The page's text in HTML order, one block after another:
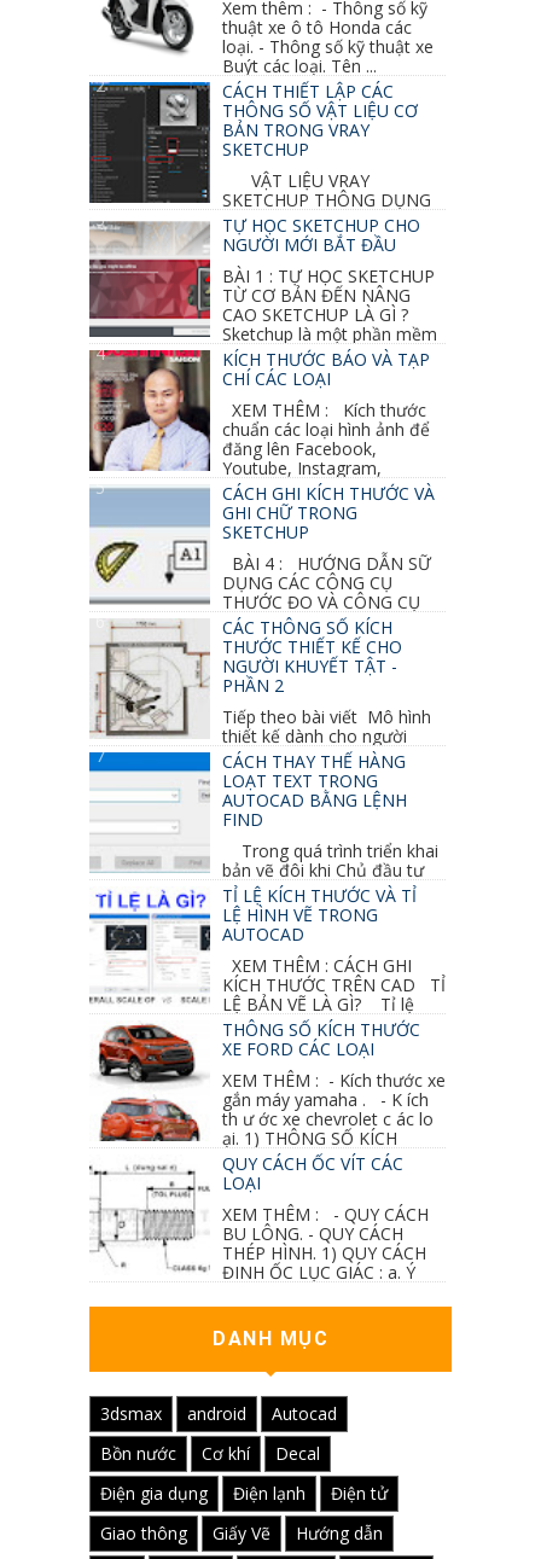
Xem thêm : - Thông số kỹ
thuật xe ô tô Honda các
loại. - Thông số kỹ thuật xe
Buýt các loại. Tên ...
CÁCH THIẾT LẬP CÁC
THÔNG SỐ VẬT LIỆU CƠ
BẢN TRONG VRAY
SKETCHUP
VẬT LIỆU VRAY
SKETCHUP THÔNG DỤNG
NHẤT 1. VẬT LIỆU VRAY INOX BÓNG: ●
Diffuse : đen ● Reflection color ...
TỰ HỌC SKETCHUP CHO
NGƯỜI MỚI BẮT ĐẦU
BÀI 1 : TỰ HỌC SKETCHUP
TỪ CƠ BẢN ĐẾN NÂNG
CAO SKETCHUP LÀ GÌ ?
Sketchup là một phần mềm
vẽ 3d của Google, nó khá dễ sữ...
KÍCH THƯỚC BÁO VÀ TẠP
CHÍ CÁC LOẠI
XEM THÊM : Kích thước
chuẩn các loại hình ảnh để
đăng lên Facebook,
Youtube, Instagram,
Linkedin, Pinterest...CÁCH GHI KÍCH THƯỚC VÀ
GHI CHỮ TRONG
SKETCHUP
BÀI 4 : HƯỚNG DẪN SỮ
DỤNG CÁC CÔNG CỤ
THƯỚC ĐO VÀ CÔNG CỤ
GHI CHỮ 2D, 3D TRONG SKETCHUP Ở bài
học trước ta đã...
CÁC THÔNG SỐ KÍCH
THƯỚC THIẾT KẾ CHO
NGƯỜI KHUYẾT TẬT -
PHẦN 2
Tiếp theo bài viết Mô hình
thiết kế dành cho người
khuyết tật ở phần 1 chúng ta cùng tìm hiểu
thêm các vấn đề và...
CÁCH THAY THẾ HÀNG
LOẠT TEXT TRONG
AUTOCAD BẰNG LỆNH
FIND
Trong quá trình triển khai
bản vẽ đôi khi Chủ đầu tư
thay đổi thiết kế hoặc do bản vẽ mình ghi chú
sai mục nào đó...
TỈ LỆ KÍCH THƯỚC VÀ TỈ
LỆ HÌNH VẼ TRONG
AUTOCAD
XEM THÊM : CÁCH GHI
KÍCH THƯỚC TRÊN CAD TỈ
LỆ BẢN VẼ LÀ GÌ? Tỉ lệ
của hình vẽ trong bản vẽ thiết kế kiến trúc...
THÔNG SỐ KÍCH THƯỚC
XE FORD CÁC LOẠI
XEM THÊM : - Kích thước xe
gắn máy yamaha . - K ích
th ư ớc xe chevrolet c ác lo
ại. 1) THÔNG SỐ KÍCH
QUY CÁCH ỐC VÍT CÁC
LOẠI
XEM THÊM : - QUY CÁCH
BU LÔNG. - QUY CÁCH
THÉP HÌNH. 1) QUY CÁCH
ĐINH ỐC LỤC GIÁC : a. Ý
DANH MỤC
3dsmax android
Autocad
Bồn nước
Cơ khí
Decal
Điện gia dụng
Điện lạnh
Điện tử
Giao thông
Giấy Vẽ
Hướng dẫn